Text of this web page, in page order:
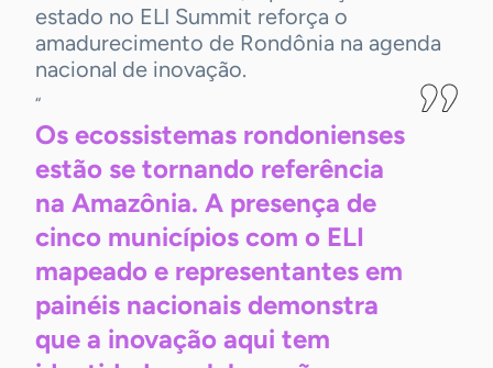
estado no ELI Summit reforça o
amadurecimento de Rondônia na agenda
nacional de inovação.
“
Os ecossistemas rondonienses
estão se tornando referência
na Amazônia. A presença de
cinco municípios com o ELI
mapeado e representantes em
painéis nacionais demonstra
que a inovação aqui tem